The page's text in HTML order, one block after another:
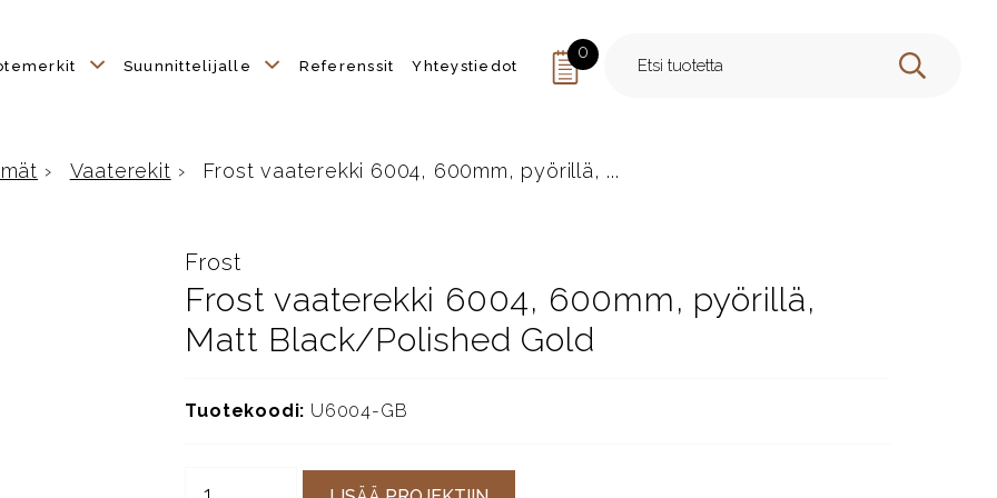
Suunnittelijalle Referenssit Yhteystiedot
0
HAE
› Vaaterekit › Frost vaaterekki 6004, 600mm, pyörillä, ...
Frost
Frost vaaterekki 6004, 600mm, pyörillä,
Matt Black/Polished Gold
Tuotekoodi: U6004-GB